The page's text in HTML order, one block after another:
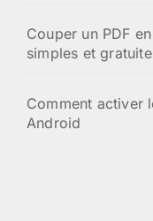
Couper un PDF
simples et
Comment activer
Android